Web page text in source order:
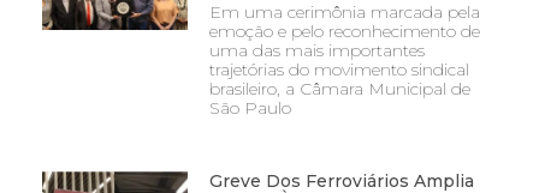
Em uma cerimônia marcada pela
emoção e pelo reconhecimento de
uma das mais importantes
trajetórias do movimento sindical
brasileiro, a Câmara Municipal de
São Paulo
Greve Dos Ferroviários Amplia